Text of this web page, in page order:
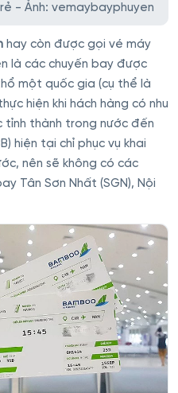
- Ảnh: vemaybayphuyen
hay còn được gọi vé máy
là các chuyến bay được
một quốc gia (cụ thể là
hiện khi hách hàng có nhu
tỉnh thành trong nước đến
hiện tại chỉ phục vụ khai
nên sẽ không có các
Tân Sơn Nhất (SGN), Nội